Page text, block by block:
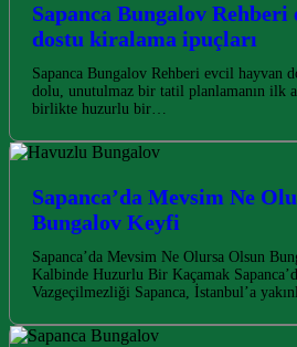
Sapanca Bungalov Rehberi
dostu kiralama ipuçları
Sapanca Bungalov Rehberi evcil hayvan
dolu, unutulmaz bir tatil planlamanın ilk
birlikte huzurlu bir…
Sapanca’da Mevsim Ne
Bungalov Keyfi
Sapanca’da Mevsim Ne Olursa Olsun
Kalbinde Huzurlu Bir Kaçamak
Vazgeçilmezliği Sapanca, İstanbul’a